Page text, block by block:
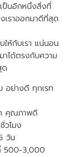
​เป็นอีกหนึ่งสิ่งที่
เราออกมาดีที่สุด
ให้กับเรา แน่นอน
าได้ตรงกับความ
ด
อย่างดี ทุกเรท
คุณภาพดี
วโมง
วัน
500-3,000